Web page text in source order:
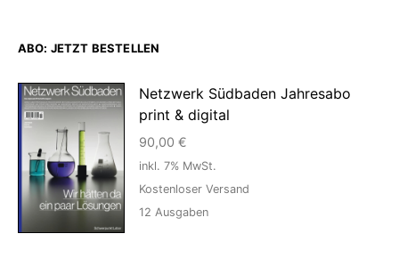
ABO: JETZT BESTELLEN
Netzwerk Südbaden Jahresabo
print & digital
90,00 €
inkl. 7% MwSt.
Kostenloser Versand
12 Ausgaben